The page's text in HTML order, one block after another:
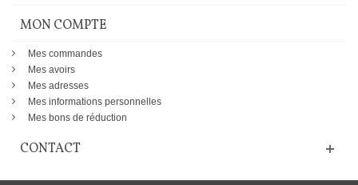
MON COMPTE
Mes commandes
Mes avoirs
Mes adresses
Mes informations personnelles
Mes bons de réduction
CONTACT